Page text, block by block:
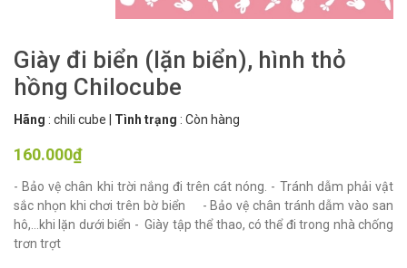
Giày đi biển (lặn biển), hình thỏ
hồng Chilocube
Hãng : chili cube Tình trạng : Còn hàng
160.000₫
- Bảo vệ chân khi trời nắng đi trên cát nóng. - Tránh dẫm phải vật
sắc nhọn khi chơi trên bờ biển - Bảo vệ chân tránh dẫm vào san
hô,…khi lặn dưới biển - Giày tập thể thao, có thể đi trong nhà chống
trơn trợt